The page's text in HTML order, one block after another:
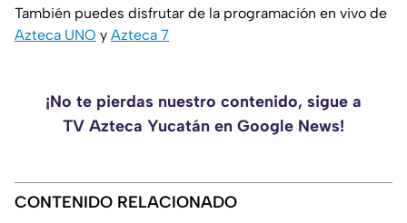
También puedes disfrutar de la programación en vivo de
Azteca UNO y Azteca 7
¡No te pierdas nuestro contenido, sigue a
TV Azteca Yucatán en Google News!
CONTENIDO RELACIONADO